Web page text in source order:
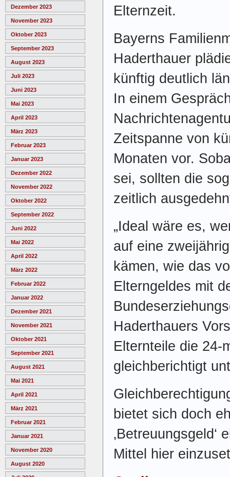
Dezember 2023
November 2023
Oktober 2023
September 2023
August 2023
Juli 2023
Juni 2023
Mai 2023
April 2023
März 2023
Februar 2023
Januar 2023
Dezember 2022
November 2022
Oktober 2022
September 2022
Juni 2022
Mai 2022
April 2022
März 2022
Februar 2022
Januar 2022
Dezember 2021
November 2021
Oktober 2021
September 2021
August 2021
Mai 2021
April 2021
März 2021
Februar 2021
Januar 2021
November 2020
August 2020
Elternzeit.
Bayerns
Haderthauer
künftig deutlich
In einem
Zeitspanne von
Monaten vor.
sei, sollten die
zeitlich
„Ideal wäre es,
auf eine
kämen, wie das
Elterngeldes mit
Haderthauers
Elternteile die 24-
gleichberichtigt
bietet sich doch
‚Betreuungsgeld‘
Mittel hier